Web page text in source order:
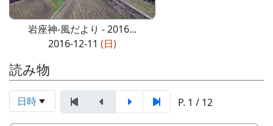
岩座神-風だより - 2016...
2016-12-11 (日)
読み物
日時 P. 1 / 12